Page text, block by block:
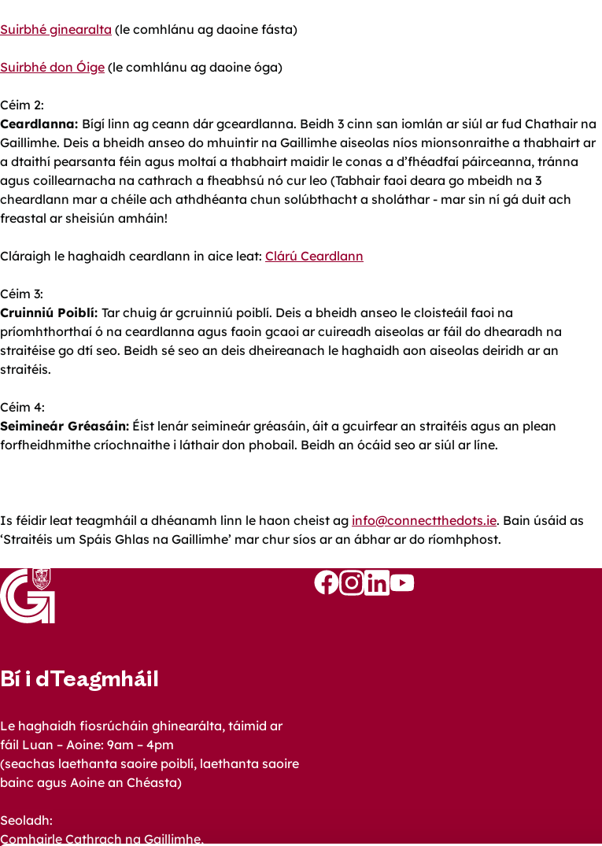
Suirbhé ginearalta (le comhlánu ag daoine fásta)
Suirbhé don Óige (le comhlánu ag daoine óga)
Céim 2:
Ceardlanna: Bígí linn ag ceann dár gceardlanna. Beidh 3 cinn san iomlán ar siúl ar fud Chathair na
Gaillimhe. Deis a bheidh anseo do mhuintir na Gaillimhe aiseolas níos mionsonraithe a thabhairt ar
a dtaithí pearsanta féin agus moltaí a thabhairt maidir le conas a d’fhéadfaí páirceanna, tránna
agus coillearnacha na cathrach a fheabhsú nó cur leo (Tabhair faoi deara go mbeidh na 3
cheardlann mar a chéile ach athdhéanta chun solúbthacht a sholáthar - mar sin ní gá duit ach
freastal ar sheisiún amháin!
Cláraigh le haghaidh ceardlann in aice leat: Clárú Ceardlann
Céim 3:
Cruinniú Poiblí: Tar chuig ár gcruinniú poiblí. Deis a bheidh anseo le cloisteáil faoi na
príomhthorthaí ó na ceardlanna agus faoin gcaoi ar cuireadh aiseolas ar fáil do dhearadh na
straitéise go dtí seo. Beidh sé seo an deis dheireanach le haghaidh aon aiseolas deiridh ar an
straitéis.
Céim 4:
Seimineár Gréasáin: Éist lenár seimineár gréasáin, áit a gcuirfear an straitéis agus an plean
forfheidhmithe críochnaithe i láthair don phobail. Beidh an ócáid seo ar siúl ar líne.
Is féidir leat teagmháil a dhéanamh linn le haon cheist ag info@connectthedots.ie. Bain úsáid as
‘Straitéis um Spáis Ghlas na Gaillimhe’ mar chur síos ar an ábhar ar do ríomhphost.
Bí i dTeagmháil
Le haghaidh fiosrúcháin ghinearálta, táimid ar
fáil Luan – Aoine: 9am – 4pm
(seachas laethanta saoire poiblí, laethanta saoire
bainc agus Aoine an Chéasta)
Seoladh:
Comhairle Cathrach na Gaillimhe,